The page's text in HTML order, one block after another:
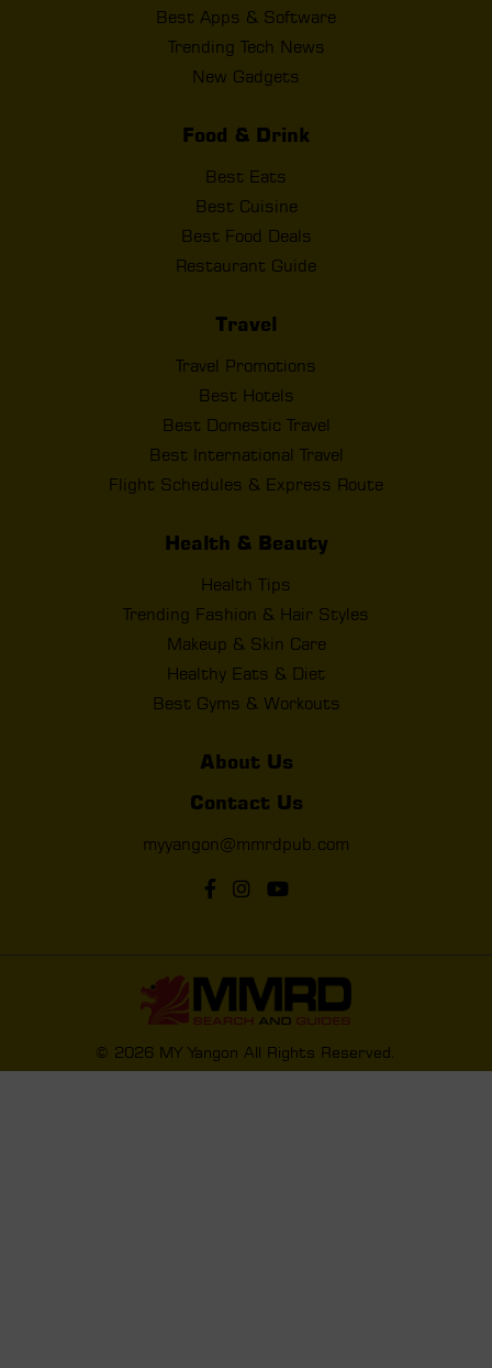
Best Apps & Software
Trending Tech News
New Gadgets
Food & Drink
Best Eats
Best Cuisine
Best Food Deals
Restaurant Guide
Travel
Travel Promotions
Best Hotels
Best Domestic Travel
Best International Travel
Flight Schedules & Express Route
Health & Beauty
Health Tips
Trending Fashion & Hair Styles
Makeup & Skin Care
Healthy Eats & Diet
Best Gyms & Workouts
About Us
Contact Us
myyangon@mmrdpub.com
© 2026 MY Yangon All Rights Reserved.